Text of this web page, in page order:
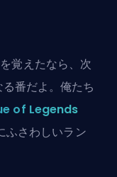
覚えたなら、次
番だよ。俺たち
of Legends
ふさわしいラン